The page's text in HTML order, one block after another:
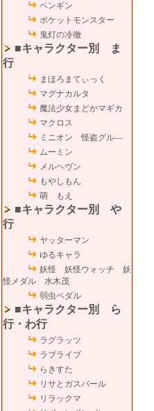
ペンギン
ポケットモンスター
鬼灯の冷徹
■キャラクター別 ま
行
まほろまてぃっく
マグナカルタ
魔法少女まどかマギカ
マクロス
ミニオン 怪盗グル―
ムーミン
メルヘヴン
もやしもん
萌 もえ
■キャラクター別 や
行
ヤッターマン
ゆるキャラ
妖怪 妖怪ウォッチ 妖
怪メダル 水木茂
弱虫ペダル
■キャラクター別 ら
行・わ行
ラグラッツ
ラブライブ
らきすた
リサとガスパール
リラックマ